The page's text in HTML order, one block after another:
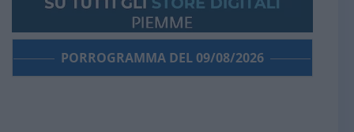
PORROGRAMMA DEL 09/08/2026